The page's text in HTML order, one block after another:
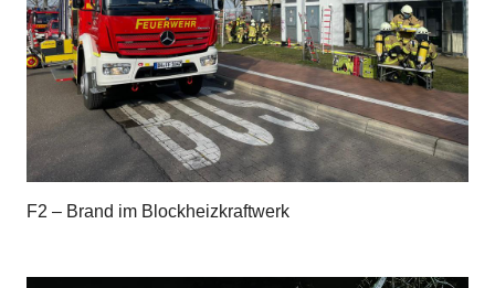
F2 – Brand im Blockheizkraftwerk